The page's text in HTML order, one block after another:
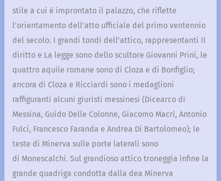
stile a cui è improntato il palazzo, che riflette
l’orientamento dell’atto ufficiale del primo ventennio
del secolo. I grandi tondi dell’attico, rappresentanti Il
diritto e La legge sono dello scultore Giovanni Prini, le
quattro aquile romane sono di Cloza e di Bonfiglio;
ancora di Cloza e Ricciardi sono i medaglioni
raffiguranti alcuni giuristi messinesi (Dicearco di
Messina, Guido Delle Colonne, Giacomo Macrì, Antonio
Fulci, Francesco Faranda e Andrea Di Bartolomeo); le
teste di Minerva sulle porte laterali sono
di Monescalchi. Sul grandioso attico troneggia infine la
grande quadriga condotta dalla dea Minerva